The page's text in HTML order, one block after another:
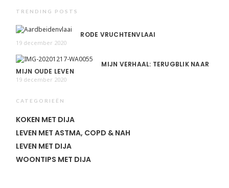
TRENDING POSTS
RODE VRUCHTENVLAAI
19 december 2020
MIJN VERHAAL: TERUGBLIK NAAR
MIJN OUDE LEVEN
19 december 2020
CATEGORIEËN
KOKEN MET DIJA
LEVEN MET ASTMA, COPD & NAH
LEVEN MET DIJA
WOONTIPS MET DIJA